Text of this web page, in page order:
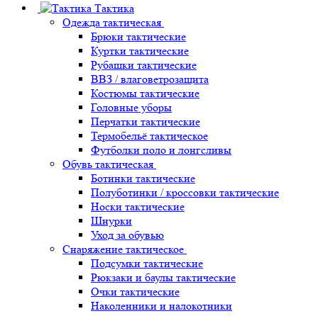
Тактика
Одежда тактическая
Брюки тактические
Куртки тактические
Рубашки тактические
ВВЗ / влаговетрозащита
Костюмы тактические
Головные уборы
Перчатки тактические
Термобельё тактическое
Футболки поло и лонгсливы
Обувь тактическая
Ботинки тактические
Полуботинки / кроссовки тактические
Носки тактические
Шнурки
Уход за обувью
Снаряжение тактическое
Подсумки тактические
Рюкзаки и баулы тактические
Очки тактические
Наколенники и налокотники